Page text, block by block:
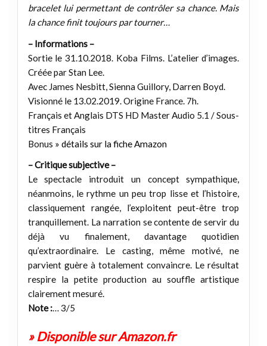
bracelet lui permettant de contrôler sa chance. Mais
la chance finit toujours par tourner…
– Informations –
Sortie le 31.10.2018. Koba Films. L’atelier d’images.
Créée par Stan Lee.
Avec James Nesbitt, Sienna Guillory, Darren Boyd.
Visionné le 13.02.2019. Origine France. 7h.
Français et Anglais DTS HD Master Audio 5.1 / Sous-
titres Français
Bonus » détails sur la fiche Amazon
– Critique subjective –
Le spectacle introduit un concept sympathique,
néanmoins, le rythme un peu trop lisse et l’histoire,
classiquement rangée, l’exploitent peut-être trop
tranquillement. La narration se contente de servir du
déjà vu finalement, davantage quotidien
qu’extraordinaire. Le casting, même motivé, ne
parvient guère à totalement convaincre. Le résultat
respire la petite production au souffle artistique
clairement mesuré.
Note :… 3/5
» Disponible sur Amazon.fr